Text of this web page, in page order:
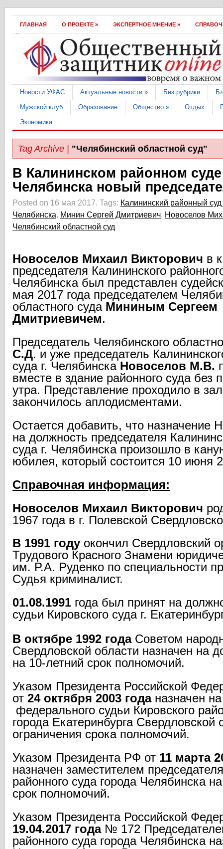
ГЛАВНАЯ О ПРОEКТЕ » ЭКСПЕРТНОЕ МНЕНИЕ »
Hовости УФАС Актуальные новости » Без рубрики
Мужской клуб
Образование Общество » Отдых
Экономика
Tag Archive | "Челябинский областной суд"
В Калининском районном суде
Челябинска новый
Posted on 16 мая 2017. Tags: Калининский районный суд
Челябинска, Минин Сергей Дмитриевич, Новоселов
Челябинский областной суд
Новоселов Михаил Викторович в
председателя Калининского
Челябинска был представлен
мая 2017 года председателем
областного суда Мининым Сергеем
Дмитриевичем.
Председатель Челябинского
С.Д. и уже председатель
суда г. Челябинска Новоселов М.В.
вместе в здание районного суда без
утра. Представление проходило в
закончилось аплодисментами.
Остается добавить, что назначение
на должность председателя
суда г. Челябинска произошло в
юбилея, который состоится 10 июня
Справочная информация:
Новоселов Михаил Викторович
1967 года в г. Полевской
В 1991 году окончил Свердловский
Трудового Красного Знамени
им. Р.А. Руденко по специальности
Судья криминалист.
01.08.1991 года был принят на
судьи Кировского суда г.
В октябре 1992 годаСоветом
Свердловской области назначен на
на 10-летний срок полномочий.
Указом Президента Российской
от 24 октября 2003 годаназначен
федерального судьи Кировского
города Екатеринбурга Свердловской
ограничения срока полномочий.
Указом Президента РФ от 11 марта
назначен заместителем
районного суда города Челябинска
срок полномочий.
Указом Президента Российской
19.04.2017 года№ 172
районного суда города Челябинска